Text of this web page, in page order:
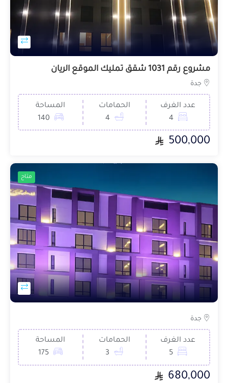
مشروع رقم 1031 شقق تمليك الموقع الريان
جدة
عدد الغرف
4
الحمامات
4
المساحة
140
500,000
متاح
جدة
عدد الغرف
5
الحمامات
3
المساحة
175
680,000